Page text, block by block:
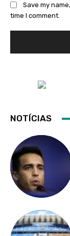
Save my
time I comment.
NOTÍCIAS